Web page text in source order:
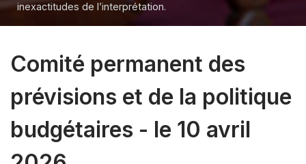
inexactitudes de l’interprétation.
Comité permanent des
prévisions et de la politique
budgétaires - le 10 avril